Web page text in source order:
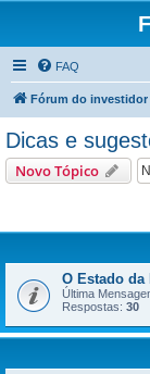
FAQ
Fórum do investidor
Dicas e
Novo Tópico
O Estado da
Última
Respostas: 30